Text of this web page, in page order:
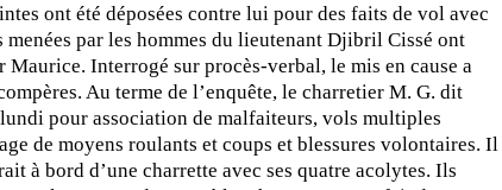
ont été déposées contre lui pour des faits de vol avec
par les hommes du lieutenant Djibril Cissé ont
Maurice. Interrogé sur procès-verbal, le mis en cause a
Au terme de l’enquête, le charretier M. G. dit
pour association de malfaiteurs, vols multiples
de moyens roulants et coups et blessures volontaires. Il
à bord d’une charrette avec ses quatre acolytes. Ils